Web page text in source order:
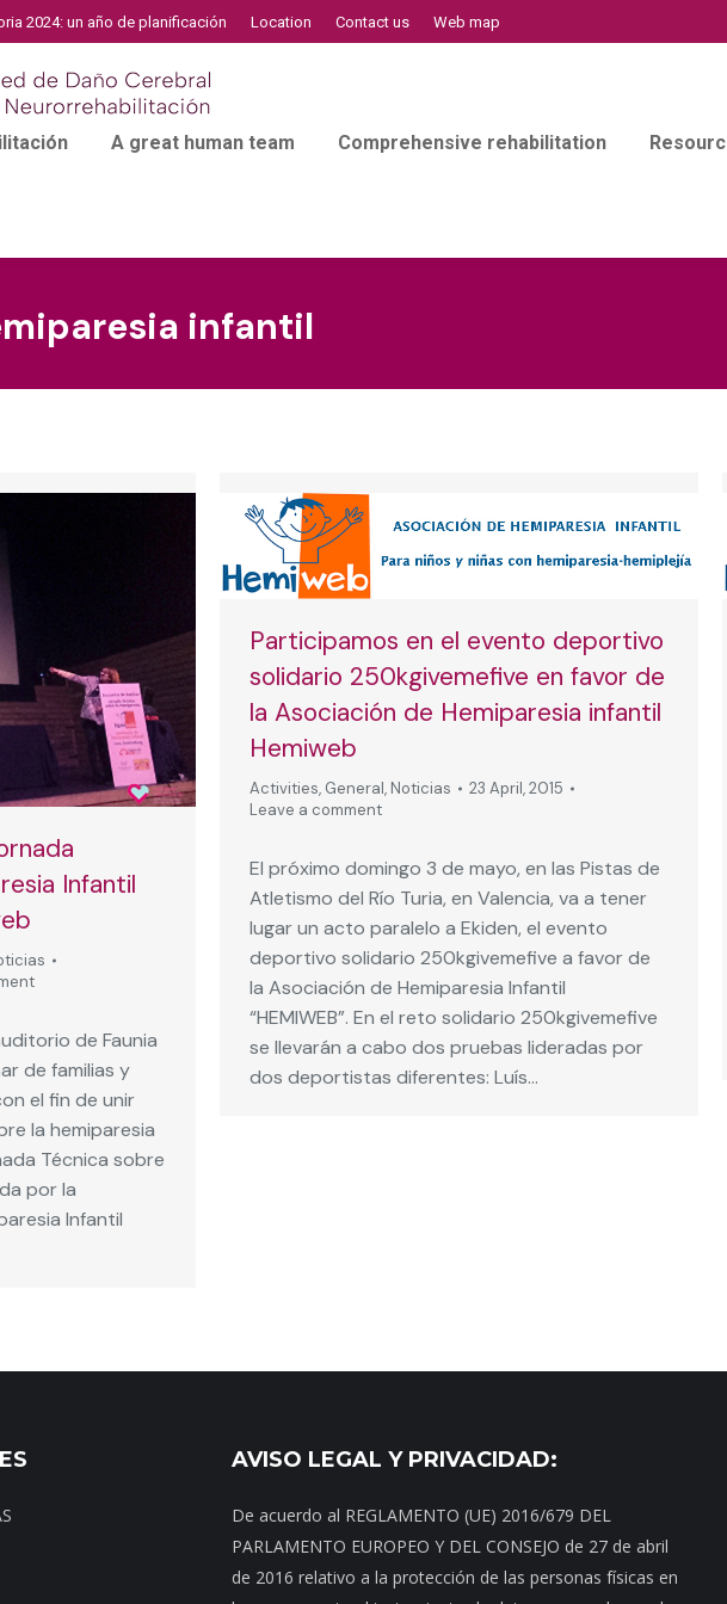
2024: un año de planificación Location Contact us Web map
A great human team Comprehensive rehabilitation
infantil
Infantil
de Faunia
de familias y
el fin de unir
la hemiparesia
Técnica sobre
por la
Infantil
Participamos en el evento deportivo
solidario 250kgivemefive en favor de
la Asociación de Hemiparesia infantil
Hemiweb
Activities, General, Noticias
23 April, 2015
Leave a comment
El próximo domingo 3 de mayo, en las Pistas de
Atletismo del Río Turia, en Valencia, va a tener
lugar un acto paralelo a Ekiden, el evento
deportivo solidario 250kgivemefive a favor de
la Asociación de Hemiparesia Infantil
“HEMIWEB”. En el reto solidario 250kgivemefive
se llevarán a cabo dos pruebas lideradas por
dos deportistas diferentes: Luís…
AVISO LEGAL Y PRIVACIDAD:
De acuerdo al REGLAMENTO (UE) 2016/679 DEL
PARLAMENTO EUROPEO Y DEL CONSEJO de 27 de abril
de 2016 relativo a la protección de las personas físicas en